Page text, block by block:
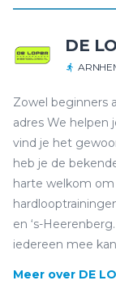
DE
Zowel beginners
adres We helpen
vind je het
heb je de
harte welkom
en ‘s-
iedereen mee
Meer over DE